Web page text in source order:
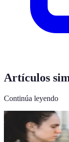
Artículos
Continúa leyendo